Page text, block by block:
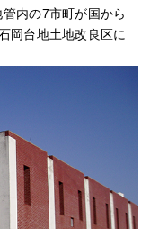
内の7市町が国から
岡台地土地改良区に